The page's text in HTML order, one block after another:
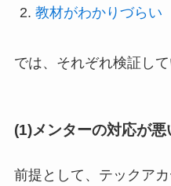
教材がわかりづらい
では、それぞれ検証して
(1)メンターの対応が悪
前提として、テックア